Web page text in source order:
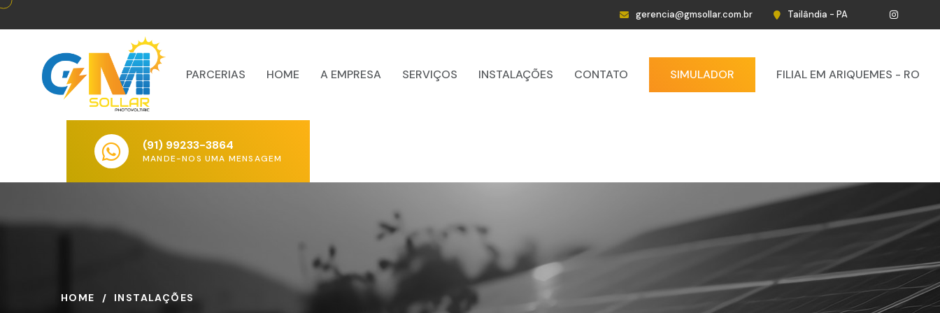
gerencia@gmsollar.com.br Tailândia - PA
PARCERIAS HOME A EMPRESA SERVIÇOS INSTALAÇÕES CONTATO SIMULADOR FILIAL EM ARIQUEMES - RO
(91) 99233-3864
MANDE-NOS UMA MENSAGEM
HOME INSTALAÇÕES